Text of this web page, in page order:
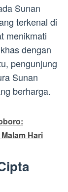
Sunan
terkenal di
menikmati
dengan
pengunjung
Sunan
berharga.
Hari